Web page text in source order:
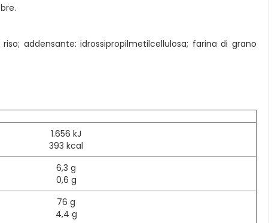
addensante: idrossipropilmetilcellulosa; farina di grano
1.656 kJ
393 kcal
6,3 g
0,6 g
76 g
4,4 g